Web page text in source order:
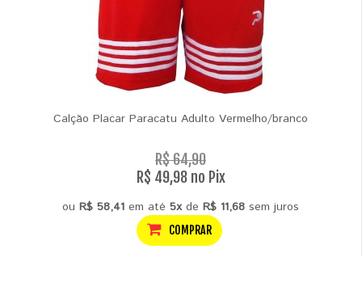
Calção Placar Paracatu Adulto Vermelho/branco
R$ 64,90
R$ 49,98 no Pix
ou R$ 58,41 em até 5xde R$ 11,68 sem juros
COMPRAR